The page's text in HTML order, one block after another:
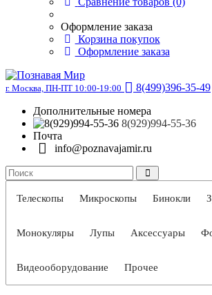
Оформление заказа
Корзина покупок
Оформление заказа
г. Москва, ПН-ПТ 10:00-19:00
8(499)396-35-49
Дополнительные номера
8(929)994-55-36
Почта
info@poznavajamir.ru
Телескопы Микроскопы Бинокли
Монокуляры Лупы Аксессуары
Видеооборудование Прочее